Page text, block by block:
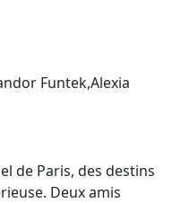
Funtek,Alexia
de Paris, des destins
Deux amis